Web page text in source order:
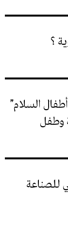
؟
“أطفال السلام”
للصناعة